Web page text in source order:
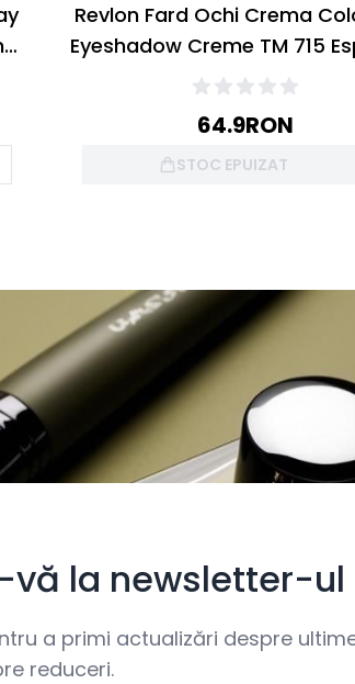
Revlon Fard Ochi Crema
Eyeshadow Creme TM 715
5.2g
64.9RON
STOC EPUIZAT
la newsletter-ul
a primi actualizări despre
reduceri.